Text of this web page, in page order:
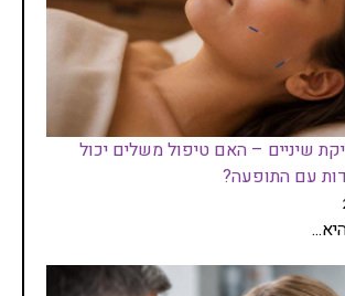
שיניים – האם טיפול משלים יכול
עם התופעה?